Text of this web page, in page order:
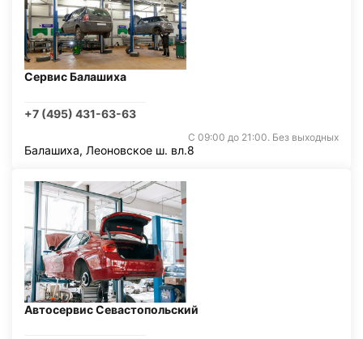
Сервис Балашиха
+7 (495) 431-63-63
С 09:00 до 21:00. Без выходных
Балашиха, Леоновское ш. вл.8
Автосервис Севастопольский